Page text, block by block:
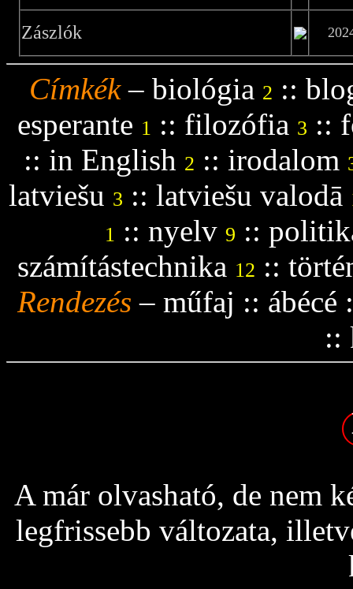
Zászlók
Címkék– biológia 2 ::
esperante 1 :: filozófia 3 ::
:: in English 2 :: irodalom
latviešu 3 :: latviešu valodā
1 :: nyelv 9 ::
számítástechnika 12 ::
Rendezés – műfaj :: ábécé
::
A már olvasható, de nem
legfrissebb változata,